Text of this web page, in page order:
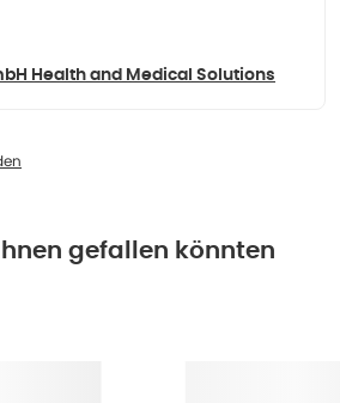
Health and Medical Solutions
gefallen könnten